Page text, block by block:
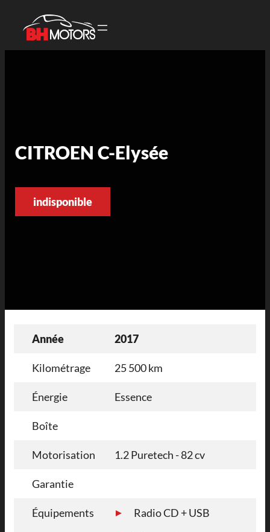
CITROEN C-Elysée
indisponible
Année 2017
Kilométrage 25 500 km
Énergie Essence
Boîte
Motorisation 1.2 Puretech - 82 cv
Garantie
Équipements
Radio CD + USB